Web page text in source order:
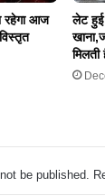
रहेगा आज
लेट हुई
मिलती
be published.